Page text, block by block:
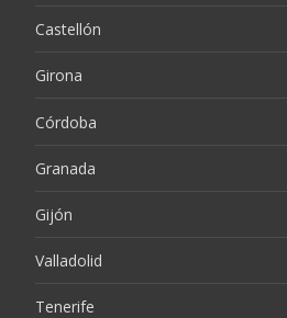
Castellón
Girona
Córdoba
Granada
Gijón
Valladolid
Tenerife